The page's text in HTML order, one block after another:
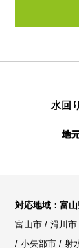
水回
対応地域：富
富山市 / 滑川
/ 小矢部市 / 射